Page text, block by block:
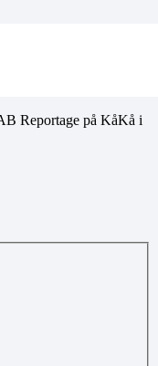
Reportage på KåKå i